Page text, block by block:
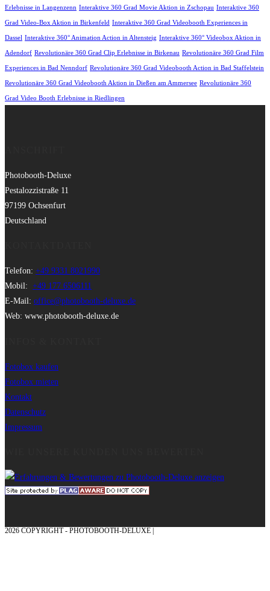
Erlebnisse in Langenzenn Interaktive 360 Grad Movie Aktion in Zschopau Interaktive 360
Grad Video-Box Aktion in Birkenfeld Interaktive 360 Grad Videobooth Experiences in
Dassel Interaktive 360° Animation Action in Altensteig Interaktive 360° Videobox Aktion in
Adendorf Revolutionäre 360 Grad Clip Erlebnisse in Birkenau Revolutionäre 360 Grad Film
Experiences in Bad Nenndorf Revolutionäre 360 Grad Videobooth Action in Bad Staffelstein
Revolutionäre 360 Grad Videobooth Aktion in Dießen am Ammersee Revolutionäre 360
Grad Video Booth Erlebnisse in Riedlingen
Photobooth-Deluxe
Pestalozzistraße 11
97199 Ochsenfurt
Deutschland
Telefon: +49 9331 8021990
Mobil: +49 177 6506111
E-Mail: office@photobooth-deluxe.de
Web: www.photobooth-deluxe.de
Fotobox kaufen
Fotobox mieten
Kontakt
Datenschutz
Impressum
2026 COPYRIGHT - PHOTOBOOTH-DELUXE |